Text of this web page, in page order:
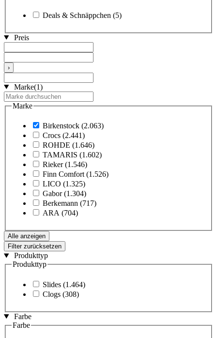
Deals & Schnäppchen (5)
Preis
›
Marke(1)
Marke
Birkenstock (2.063)
Crocs (2.441)
ROHDE (1.646)
TAMARIS (1.602)
Rieker (1.546)
Finn Comfort (1.526)
LICO (1.325)
Gabor (1.304)
Berkemann (717)
ARA (704)
Alle anzeigen
Filter zurücksetzen
Produkttyp
Produkttyp
Slides (1.464)
Clogs (308)
Farbe
Farbe